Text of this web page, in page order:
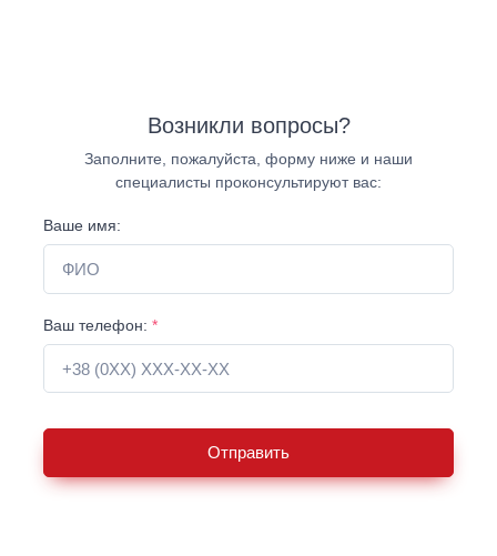
Возникли вопросы?
Заполните, пожалуйста, форму ниже и наши
специалисты проконсультируют вас:
Ваше имя:
Ваш телефон: *
Отправить